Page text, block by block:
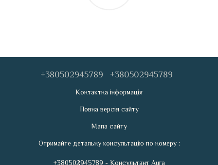
+380502945789 +380502945789
Контактна інформація
Повна версія сайту
Мапа сайту
Отримайте детальну консультацію по номеру :
+380502945789 - Консультант Aura